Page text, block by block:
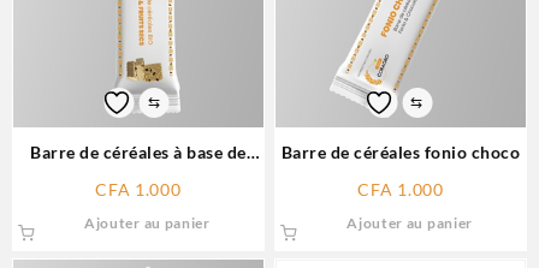
⇆
Barre de céréales à base de
CFA 1.000
Ajouter au panier
⇆
Barre de céréales fonio choco
CFA 1.000
Ajouter au panier